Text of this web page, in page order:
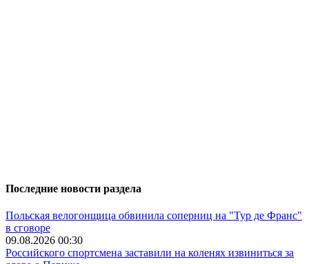
Последние новости раздела
Польская велогонщица обвинила соперниц на "Тур де Франс"
в сговоре
09.08.2026 00:30
Российского спортсмена заставили на коленях извиниться за